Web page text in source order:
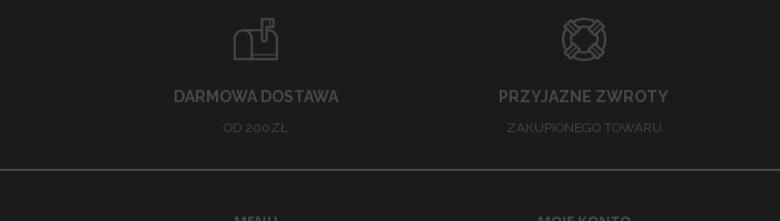
DARMOWA DOSTAWA
OD 200ZŁ
PRZYJAZNE ZWROTY
ZAKUPIONEGO TOWARU